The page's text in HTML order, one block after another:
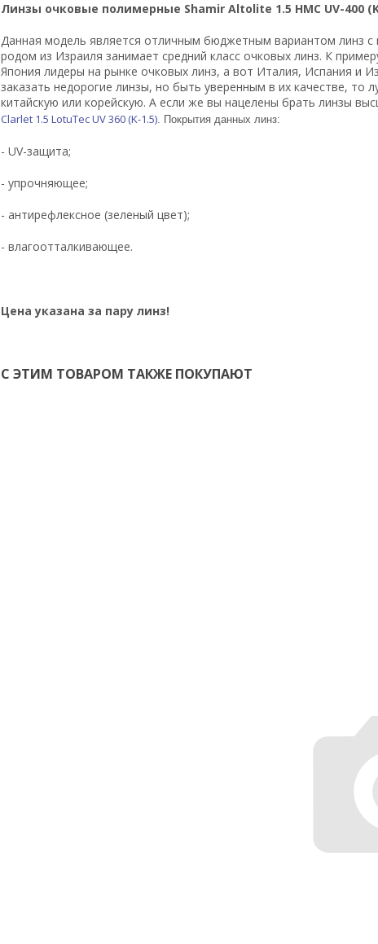
Линзы очковые полимерные Shamir Altolite 1.5 HMC UV-400
Данная модель является отличным бюджетным вариантом линз
родом из Израиля занимает средний класс очковых линз. К
Япония лидеры на рынке очковых линз, а вот Италия, Испания и
заказать недорогие линзы, но быть уверенным в их качестве, то
китайскую или корейскую. А если же вы нацелены брать линзы
Clarlet 1.5 LotuTec UV 360 (K-1.5). Покрытия данных линз:
- UV-защита;
- упрочняющее;
- антирефлексное (зеленый цвет);
- влагоотталкивающее.
Цена указана за пару линз!
С ЭТИМ ТОВАРОМ ТАКЖЕ ПОКУПАЮТ